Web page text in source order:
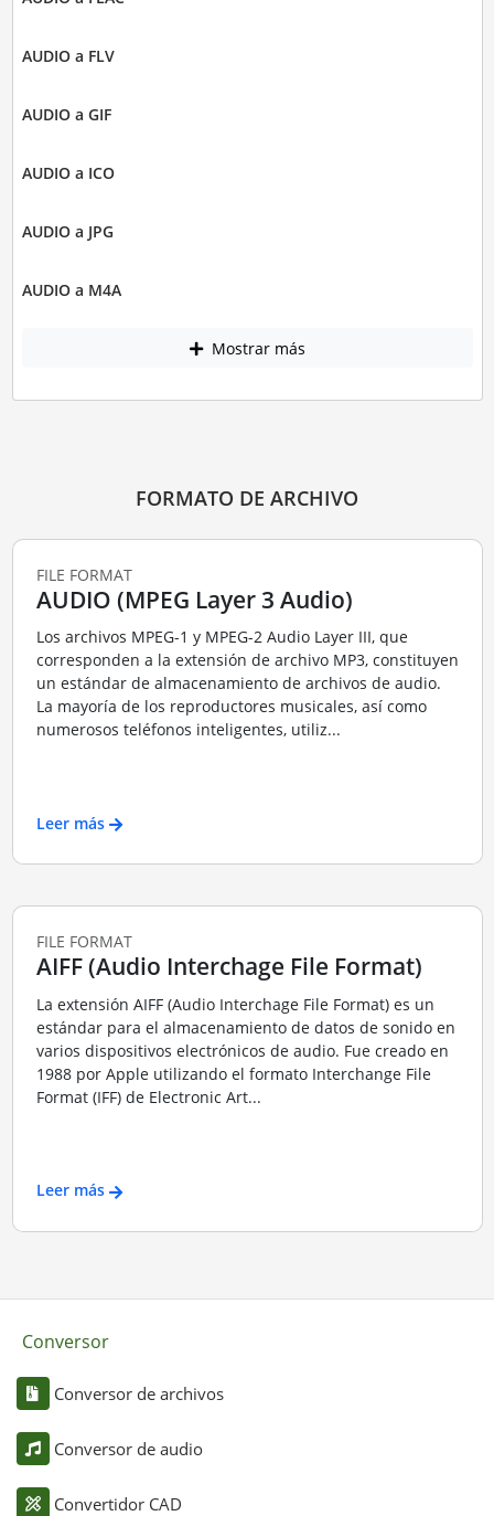
AUDIO a FLV
AUDIO a GIF
AUDIO a ICO
AUDIO a JPG
AUDIO a M4A
Mostrar más
FORMATO DE ARCHIVO
FILE FORMAT
AUDIO (MPEG Layer 3 Audio)
Los archivos MPEG-1 y MPEG-2 Audio Layer III, que
corresponden a la extensión de archivo MP3, constituyen
un estándar de almacenamiento de archivos de audio.
La mayoría de los reproductores musicales, así como
numerosos teléfonos inteligentes, utiliz...
Leer más
FILE FORMAT
AIFF (Audio Interchage File Format)
La extensión AIFF (Audio Interchage File Format) es un
estándar para el almacenamiento de datos de sonido en
varios dispositivos electrónicos de audio. Fue creado en
1988 por Apple utilizando el formato Interchange File
Format (IFF) de Electronic Art...
Leer más
Conversor
Conversor de archivos
Conversor de audio
Convertidor CAD